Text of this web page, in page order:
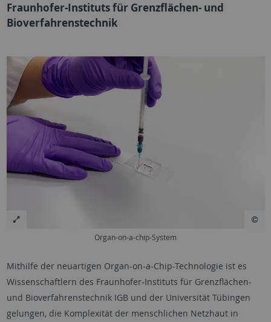
Fraunhofer-Instituts für Grenzflächen- und
Bioverfahrenstechnik
Organ-on-a-chip-System
Mithilfe der neuartigen Organ-on-a-Chip-Technologie ist es
Wissenschaftlern des Fraunhofer-Instituts für Grenzflächen-
und Bioverfahrenstechnik IGB und der Universität Tübingen
gelungen, die Komplexität der menschlichen Netzhaut in